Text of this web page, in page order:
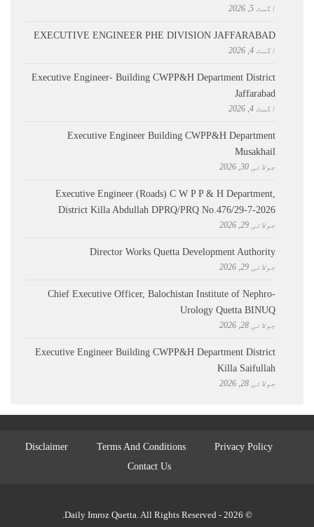
اگست 5, 2026
EXECUTIVE ENGINEER PHE DIVISION JAFFARABAD
اگست 4, 2026
Executive Engineer- Building CWPP&H Department District
Jaffarabad
اگست 4, 2026
Executive Engineer Building CWPP&H Department
Musakhail
جولائی 30, 2026
Executive Engineer (Roads) C W P P & H Department,
District Killa Abdullah ​DPRQ/PRQ No.476/29-7-2026
جولائی 29, 2026
Director Works Quetta Development Authority
جولائی 29, 2026
Chief Executive Officer, Balochistan Institute of Nephro-
Urology Quetta BINUQ
جولائی 28, 2026
Executive Engineer Building CWPP&H Department District
Killa Saifullah
جولائی 28, 2026
Privacy Policy
Terms And Conditions
Disclaimer
Contact Us
© 2026 - Daily Imroz Quetta. All Rights Reserved.